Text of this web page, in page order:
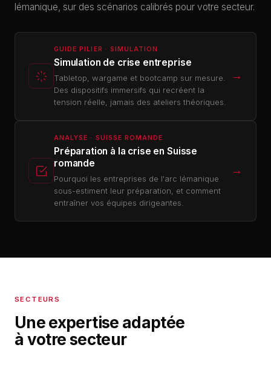
lémanique, sur des scénarios calibrés pour votre secteur.
GUIDE PILIER · SIMULATION
Simulation de crise entreprise
Tabletop, wargame et bootcamp sur mesure.
Des dispositifs immersifs qui recréent la
tension réelle, jamais des ateliers théoriques.
→
ANALYSE · SUISSE ROMANDE
Préparation à la crise en Suisse
romande
Pourquoi les entreprises de l'arc lémanique
sous-estiment leur préparation, et comment
entraîner vos équipes dirigeantes.
→
SECTEURS
Une expertise adaptée
à votre secteur